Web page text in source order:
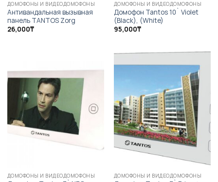
ДОМОФОНЫ И ВИДЕОДОМОФОНЫ
Антивандальная вызывная
панель TANTOS Zorg
26,000₸
ДОМОФОНЫ И ВИДЕОДОМОФОНЫ
Домофон Tantos 10` Violet
(Black), (White)
95,000₸
ДОМОФОНЫ И ВИДЕОДОМОФОНЫ ДОМОФОНЫ И ВИДЕОДОМОФОНЫ